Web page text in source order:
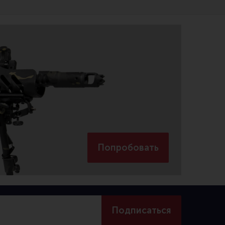
Попробовать
Подписаться